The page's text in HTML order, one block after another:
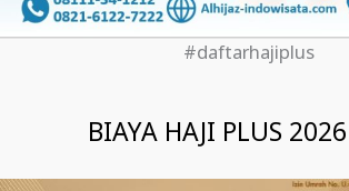
#daftarhajiplus
BIAYA HAJI PLUS